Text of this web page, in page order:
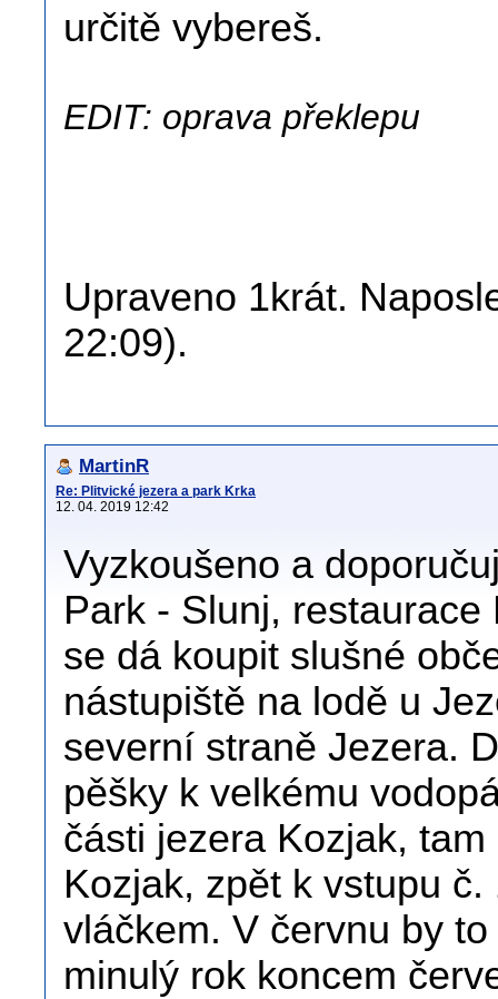
určitě vybereš.
EDIT: oprava překlepu
Upraveno 1krát.
22:09).
MartinR
Re: Plitvické jezera a park Krka
12. 04. 2019 12:42
Vyzkoušeno a
Park - Slunj,
se dá koupit slušné
nástupiště na lodě u
severní straně Jezera.
pěšky k velkému
části jezera Kozjak,
Kozjak, zpět k vstupu
vláčkem. V červnu by
minulý rok koncem